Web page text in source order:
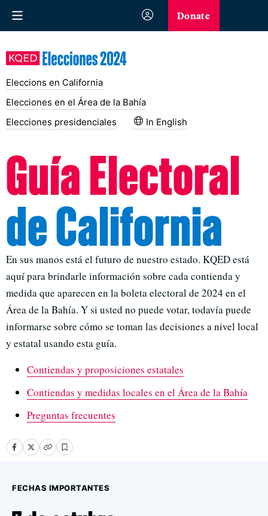
Donate
Eleccions en California
Elecciones en el Área de la Bahía
Elecciones presidenciales
In English
Guía Electoral
de California
En sus manos está el futuro de nuestro estado. KQED está
aquí para brindarle información sobre cada contienda y
medida que aparecen en la boleta electoral de 2024 en el
Área de la Bahía. Y si usted no puede votar, todavía puede
informarse sobre cómo se toman las decisiones a nivel local
y estatal usando esta guía.
Contiendas y proposiciones estatales
Contiendas y medidas locales en el Área de la Bahía
Preguntas frecuentes
FECHAS IMPORTANTES